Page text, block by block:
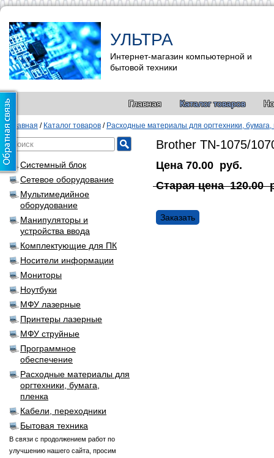
УЛЬТРА
Интернет-магазин компьютерной и
бытовой техники
Главная Каталог товаров
Главная / Каталог товаров / Расходные материалы для оргтехники, бумага,
Системный блок
Сетевое оборудование
Мультимедийное
оборудование
Манипуляторы и
устройства ввода
Комплектующие для ПК
Носители информации
Мониторы
Ноутбуки
МФУ лазерные
Принтеры лазерные
МФУ струйные
Программное
обеспечение
Расходные материалы для
оргтехники, бумага,
пленка
Кабели, переходники
Бытовая техника
В связи с продолжением работ по
улучшению нашего сайта, просим
Brother TN-1075/
Цена 70.00 руб.
Старая цена 120.00
Заказать